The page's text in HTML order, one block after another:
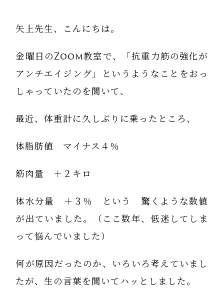
矢上先生、こんにちは。
金曜日のZoom教室で、「抗重力筋の強化が
アンチエイジング」というようなことをおっ
しゃっていたのを聞いて、
最近、体重計に久しぶりに乗ったところ、
体脂肪値 マイナス４％
筋肉量 ＋２キロ
体水分量 ＋３％ という 驚くような数値
が出ていました。（ここ数年、低迷してしま
って悩んでいました）
何が原因だったのか、いろいろ考えていまし
たが、生の言葉を聞いてハッとしました。